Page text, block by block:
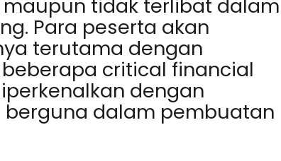
tidak terlibat dalam
Para peserta akan
terutama dengan
critical financial
dengan
dalam pembuatan